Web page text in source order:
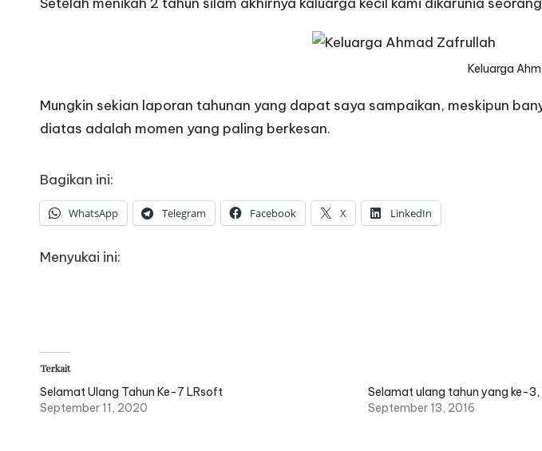
Keluarga
Mungkin sekian laporan tahunan yang dapat saya sampaikan, meskipun
diatas adalah momen yang paling berkesan.
Bagikan ini:
WhatsApp Telegram Facebook X LinkedIn
Menyukai ini:
Terkait
Selamat Ulang Tahun Ke-7 LRsoft
September 11, 2020
Selamat ulang tahun yang ke-
September 13, 2016